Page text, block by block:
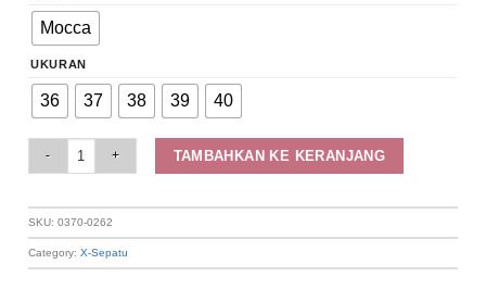
Mocca
UKURAN
36 37 38 39 40
TAMBAHKAN KE KERANJANG
SKU:0370-0262
Category:X-Sepatu